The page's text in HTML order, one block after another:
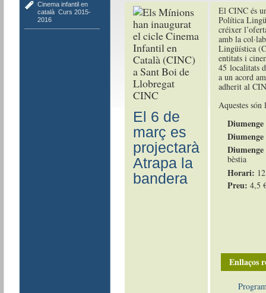
Cinema infantil en
català, Curs 2015-
2016
CINC
El 6 de
març es
projectarà
Atrapa la
bandera
El CINC és
Política
créixer
amb la
Lingüística
entitats i
45 localitats
a un acord
adherit al
Aquestes són
bèstia
Horari:
Preu: 4,5
Enllaços